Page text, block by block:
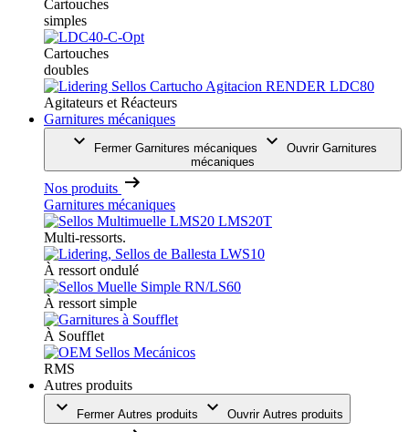
Cartouches
simples
Cartouches
doubles
Agitateurs et Réacteurs
Garnitures mécaniques
Fermer Garnitures mécaniques
Ouvrir Garnitures
mécaniques
Nos produits
Garnitures mécaniques
Multi-ressorts.
À ressort ondulé
À ressort simple
À Soufflet
RMS
Autres produits
Fermer Autres produits Ouvrir Autres produits